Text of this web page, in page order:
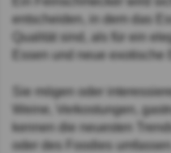
entscheiden, in dem das
Qualität sind, als für ein
Essen und neue exotische
Sie mögen oder
Weine, Verkostungen,
kennen die neuesten
oder des Foodies umfassen.